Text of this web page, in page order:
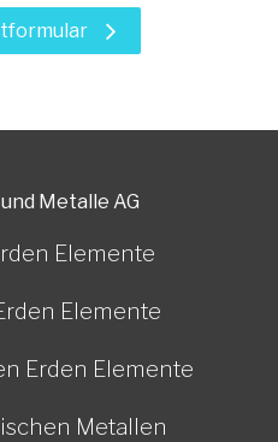
Metalle AG
Elemente
Elemente
Erden Elemente
Metallen